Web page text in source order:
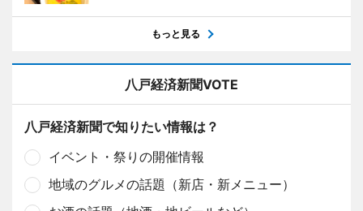
もっと見る
八戸経済新聞VOTE
八戸経済新聞で知りたい情報は？
イベント・祭りの開催情報
地域のグルメの話題（新店・新メニュー）